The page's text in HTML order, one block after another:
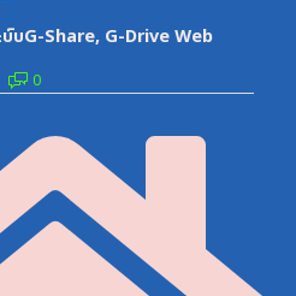
ບົບG-Share, G-Drive Web
0